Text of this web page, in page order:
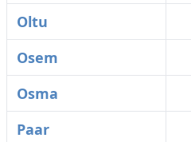
Oltu
Osem
Osma
Paar